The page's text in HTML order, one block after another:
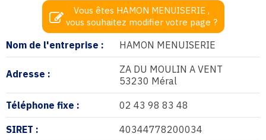
Nom de l'entreprise : HAMON MENUISERIE
Adresse :
ZA DU MOULIN A VENT
53230 Méral
Téléphone fixe : 02 43 98 83 48
SIRET : 40344778200034
Vous êtes HAMON MENUISERIE ,
vous souhaitez modifier votre page ?